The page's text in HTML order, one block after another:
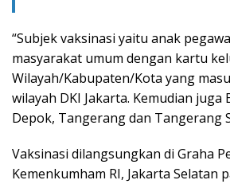
“Subjek vaksinasi yaitu anak
masyarakat umum dengan kartu
Wilayah/Kabupaten/Kota yang
wilayah DKI Jakarta. Kemudian juga
Depok, Tangerang dan Tangerang
Vaksinasi dilangsungkan di Graha
Kemenkumham RI, Jakarta Selatan